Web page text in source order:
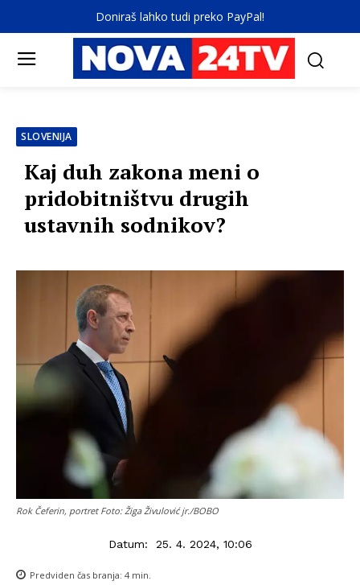
Doniraš lahko tudi preko PayPal!
SLOVENIJA
Kaj duh zakona meni o
pridobitništvu drugih
ustavnih sodnikov?
Rok Čeferin, portret Foto: Žiga Živulović jr./BOBO
Datum: 25. 4. 2024, 10:06
Predviden čas branja: 4 min.